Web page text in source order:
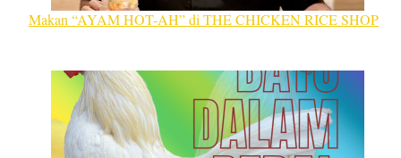
Makan “AYAM HOT-AH” di THE CHICKEN RICE SHOP